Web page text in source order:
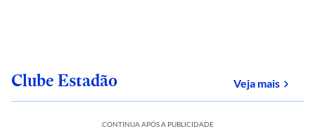
Clube Estadão Veja maissobre
CONTINUA APÓS A PUBLICIDADE